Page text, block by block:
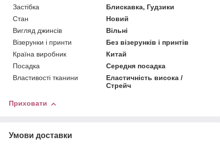
Застібка
Блискавка, Гудзики
Стан
Новий
Вигляд джинсів
Вільні
Візерунки і принти
Без візерунків і принтів
Країна виробник
Китай
Посадка
Середня посадка
Властивості тканини
Еластичність висока /
Стрейч
Приховати
Умови доставки